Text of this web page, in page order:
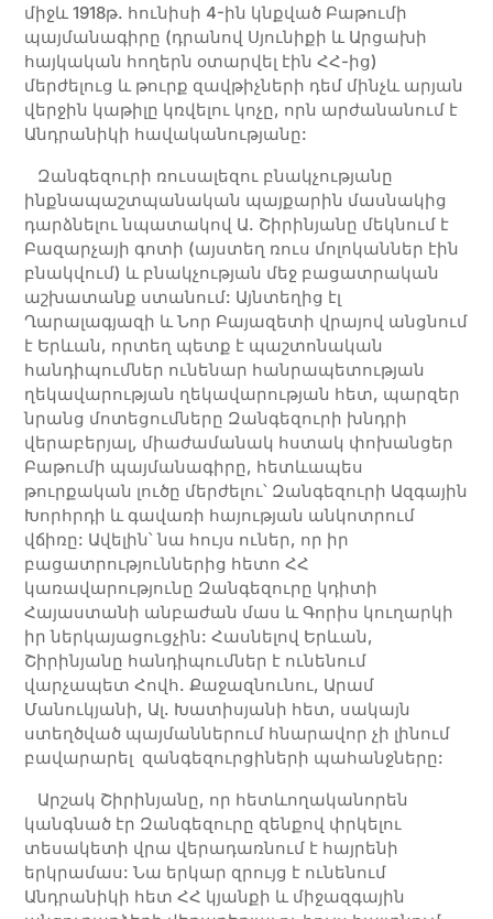
միջև 1918թ. հունիսի 4-ին կնքված Բաթումի
պայմանագիրը (դրանով Սյունիքի և Արցախի
հայկական հողերն օտարվել էին ՀՀ-ից)
մերժելուց և թուրք զավթիչների դեմ մինչև արյան
վերջին կաթիլը կռվելու կոչը, որն արժանանում է
Անդրանիկի հավականությանը:
Զանգեզուրի ռուսալեզու բնակչությանը
ինքնապաշտպանական պայքարին մասնակից
դարձնելու նպատակով Ա. Շիրինյանը մեկնում է
Բազարչայի գոտի (այստեղ ռուս մոլոկաններ էին
բնակվում) և բնակչության մեջ բացատրական
աշխատանք ստանում: Այնտեղից էլ
Ղարալագյազի և Նոր Բայազետի վրայով անցնում
է Երևան, որտեղ պետք է պաշտոնական
հանդիպումներ ունենար հանրապետության
ղեկավարության ղեկավարության հետ, պարզեր
նրանց մոտեցումները Զանգեզուրի խնդրի
վերաբերյալ, միաժամանակ հստակ փոխանցեր
Բաթումի պայմանագիրը, հետևապես
թուրքական լուծը մերժելու՝ Զանգեզուրի Ազգային
Խորհրդի և գավառի հայության անկոտրում
վճիռը: Ավելին՝ նա հույս ուներ, որ իր
բացատրություններից հետո ՀՀ
կառավարությունը Զանգեզուրը կդիտի
Հայաստանի անբաժան մաս և Գորիս կուղարկի
իր ներկայացուցչին: Հասնելով Երևան,
Շիրինյանը հանդիպումներ է ունենում
վարչապետ Հովհ. Քաջազնունու, Արամ
Մանուկյանի, Ալ. Խատիսյանի հետ, սակայն
ստեղծված պայմաններում հնարավոր չի լինում
բավարարել զանգեզուրցիների պահանջները:
Արշակ Շիրինյանը, որ հետևողականորեն
կանգնած էր Զանգեզուրը զենքով փրկելու
տեսակետի վրա վերադառնում է հայրենի
երկրամաս: Նա երկար զրույց է ունենում
Անդրանիկի հետ ՀՀ կյանքի և միջազգային